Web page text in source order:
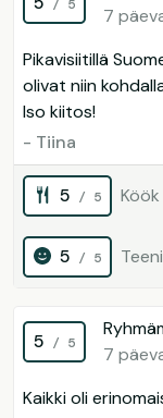
/ 5
7
Pikavisiitillä
olivat niin
Iso kiitos!
- Tiina
5 / 5 Köök
5 / 5
5 / 5
7
Kaikki oli